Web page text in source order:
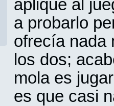
apliqué al
a probarlo
ofrecía nada
los dos;
mola es
es que casi